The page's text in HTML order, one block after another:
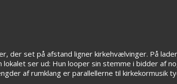
der set på afstand ligner kirkehvælvinger. På
lokalet ser ud: Hun looper sin stemme i bidder af
af rumklang er parallellerne til kirkekormusik